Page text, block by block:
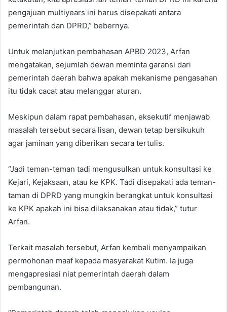
pengajuan multiyears ini harus disepakati antara
pemerintah dan DPRD,” bebernya.
Untuk melanjutkan pembahasan APBD 2023, Arfan
mengatakan, sejumlah dewan meminta garansi dari
pemerintah daerah bahwa apakah mekanisme pengasahan
itu tidak cacat atau melanggar aturan.
Meskipun dalam rapat pembahasan, eksekutif menjawab
masalah tersebut secara lisan, dewan tetap bersikukuh
agar jaminan yang diberikan secara tertulis.
“Jadi teman-teman tadi mengusulkan untuk konsultasi ke
Kejari, Kejaksaan, atau ke KPK. Tadi disepakati ada teman-
taman di DPRD yang mungkin berangkat untuk konsultasi
ke KPK apakah ini bisa dilaksanakan atau tidak,” tutur
Arfan.
Terkait masalah tersebut, Arfan kembali menyampaikan
permohonan maaf kepada masyarakat Kutim. Ia juga
mengapresiasi niat pemerintah daerah dalam
pembangunan.